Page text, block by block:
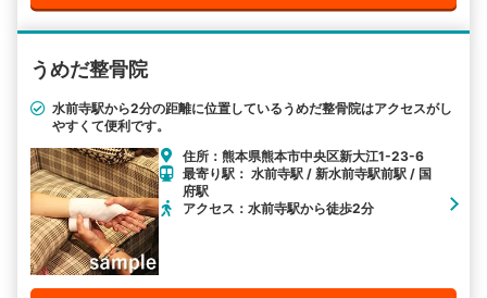
うめだ整骨院
水前寺駅から2分の距離に位置しているうめだ整骨院はアクセスがし
やすくて便利です。
住所：熊本県熊本市中央区新大江1-23-6
最寄り駅： 水前寺駅 / 新水前寺駅前駅 / 国
府駅
アクセス：水前寺駅から徒歩2分